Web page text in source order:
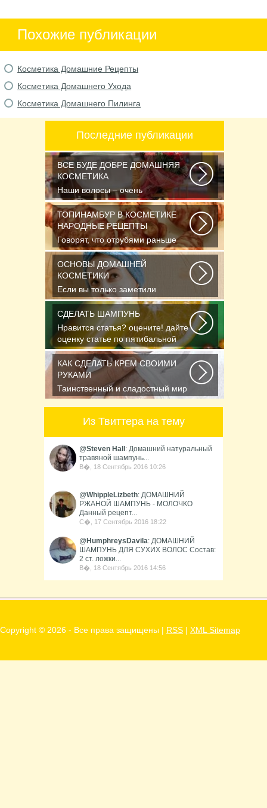
Похожие публикации
Косметика Домашние Рецепты
Косметика Домашнего Ухода
Косметика Домашнего Пилинга
Последние публикации
ВСЕ БУДЕ ДОБРЕ ДОМАШНЯЯ
КОСМЕТИКА
Наши волосы – очень
чувствительные и капризные.
Часто они реагируют на...
ТОПИНАМБУР В КОСМЕТИКЕ
НАРОДНЫЕ РЕЦЕПТЫ
Говорят, что отрубями раньше
кормили только животных, а люди
стали есть...
ОСНОВЫ ДОМАШНЕЙ
КОСМЕТИКИ
Если вы только заметили
появление первых морщинок или
уже утратили им счет...
СДЕЛАТЬ ШАМПУНЬ
Нравится статья? оцените! дайте
оценку статье по пятибальной
шкале Спасибо...
КАК СДЕЛАТЬ КРЕМ СВОИМИ
РУКАМИ
Таинственный и сладостный мир
ароматов неудержимо влечёт к
Из Твиттера на тему
@Steven Hall : Домашний натуральный
травяной шампунь...
В�, 18 Сентябрь 2016 10:26
@WhippleLizbeth: ДОМАШНИЙ
РЖАНОЙ ШАМПУНЬ - МОЛОЧКО
Данный рецепт...
С�, 17 Сентябрь 2016 18:22
@ HumphreysDavila: ДОМАШНИЙ
ШАМПУНЬ ДЛЯ СУХИХ ВОЛОС Состав:
2 ст. ложки...
В�, 18 Сентябрь 2016 14:56
Copyright © 2026 - Все права защищены | RSS | XML Sitemap